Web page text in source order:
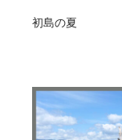
初島の夏